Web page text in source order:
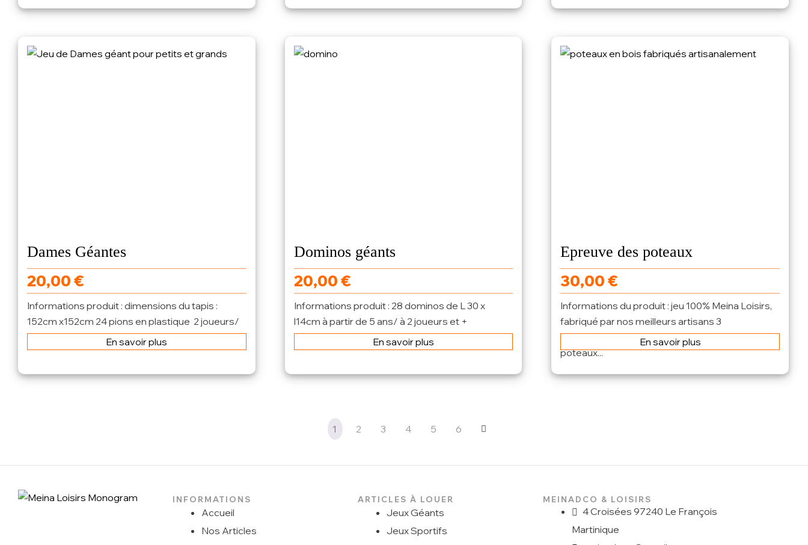
Dames Géantes
20,00€
Informations produit : dimensions du tapis :
152cm x152cm 24 pions en plastique 2 joueurs/
à partir de 6 ans
En savoir plus
Dominos géants
20,00€
Informations produit : 28 dominos de L 30 x
l14cm à partir de 5 ans/ à 2 joueurs et +
En savoir plus
Epreuve des poteaux
30,00€
Informations du produit : jeu 100% Meina Loisirs,
fabriqué par nos meilleurs artisans 3
plateformes mobiles en bois 8,8cmX8,8cm
poteaux...
En savoir plus
1 2 3 4 5 6
INFORMATIONS
Accueil
Nos Articles
ARTICLES À LOUER
Jeux Géants
Jeux Sportifs
MEINADCO & LOISIRS
4 Croisées 97240 Le François
Martinique